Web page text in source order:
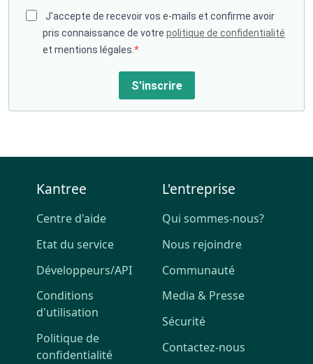
J'accepte de recevoir vos e-mails et confirme avoir
pris connaissance de votre politique de confidentialité
et mentions légales.
S'inscrire
Kantree
Centre d'aide
Etat du service
Développeurs/API
Conditions
d'utilisation
Politique de
confidentialité
L'entreprise
Qui sommes-nous?
Nous rejoindre
Communauté
Media & Presse
Sécurité
Contactez-nous